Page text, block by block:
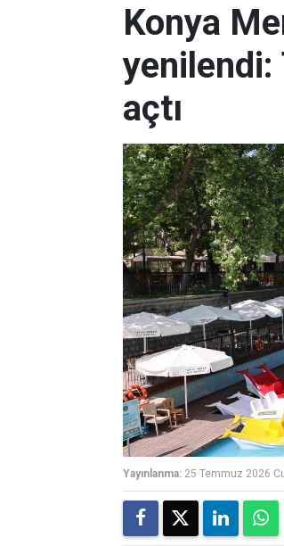
Konya
yenilendi:
açtı
Yayınlanma: 25 Temmuz 2026